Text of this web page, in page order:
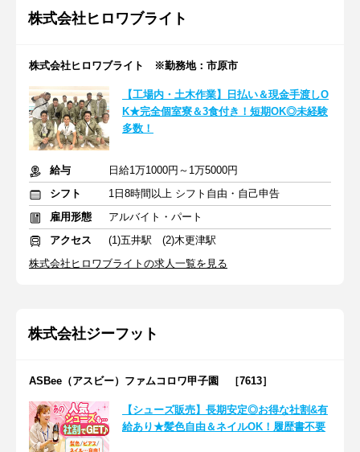
株式会社ヒロワブライト
株式会社ヒロワブライト ※勤務地：市原市
【工場内・土木作業】日払い＆現金手渡しO
K★完全個室寮＆3食付き！短期OK◎未経験
多数！
給与
日給1万1000円～1万5000円
シフト
1日8時間以上 シフト自由・自己申告
雇用形態
アルバイト・パート
アクセス
(1)五井駅 (2)木更津駅
株式会社ヒロワブライトの求人一覧を見る
株式会社ジーフット
ASBee（アスビー）ファムコロワ甲子園 ［7613］
【シューズ販売】長期安定◎お得な社割&有
給あり★髪色自由＆ネイルOK！履歴書不要